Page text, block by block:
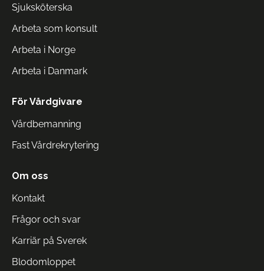
Sjuksköterska
Arbeta som konsult
Arbeta i Norge
Arbeta i Danmark
För Vårdgivare
Vårdbemanning
Fast Vårdrekrytering
Om oss
Kontakt
Frågor och svar
Karriär på Sverek
Blodomloppet